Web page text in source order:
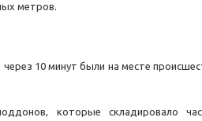
метров.
10 минут были на месте
которые складировало